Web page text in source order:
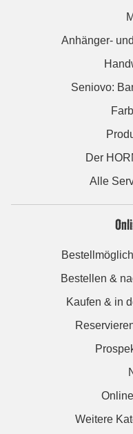
Anhänger-
Seniovo:
Der
Alle
Bestellen &
Kaufen & in
Weitere